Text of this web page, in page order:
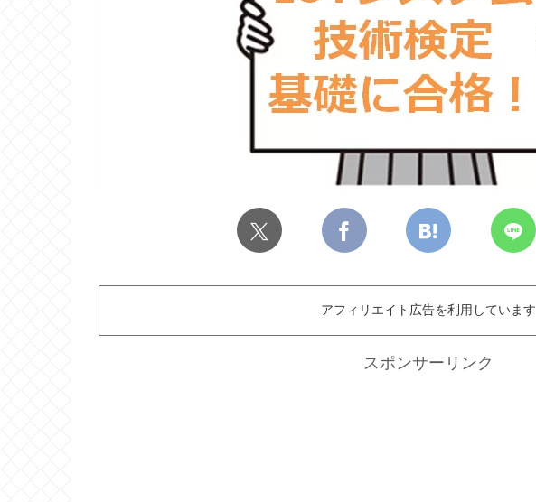
アフィリエイト広告を利用しています
スポンサーリンク